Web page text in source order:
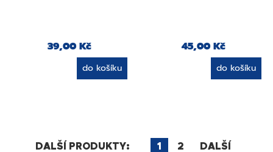
39,00 Kč
do košíku
45,00 Kč
do košíku
DALŠÍ PRODUKTY: 1 2 DALŠÍ